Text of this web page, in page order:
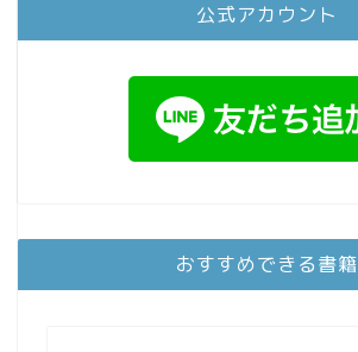
公式アカウント
おすすめできる書籍